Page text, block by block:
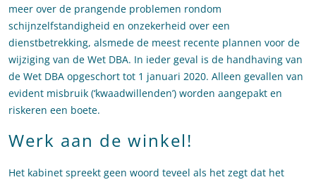
meer over de prangende problemen rondom
schijnzelfstandigheid en onzekerheid over een
dienstbetrekking, alsmede de meest recente plannen voor de
wijziging van de Wet DBA. In ieder geval is de handhaving van
de Wet DBA opgeschort tot 1 januari 2020. Alleen gevallen van
evident misbruik (‘kwaadwillenden’) worden aangepakt en
riskeren een boete.
Werk aan de winkel!
Het kabinet spreekt geen woord teveel als het zegt dat het